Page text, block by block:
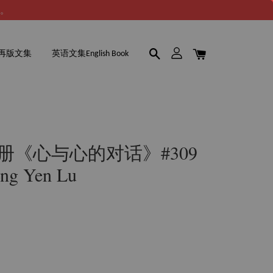
版文集 英语文集English Book
《心与心的对话》#309
Yen Lu